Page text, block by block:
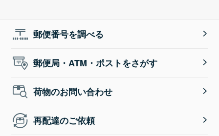
郵便番号を調べる
郵便局・ATM・ポストをさがす
荷物のお問い合わせ
再配達のご依頼